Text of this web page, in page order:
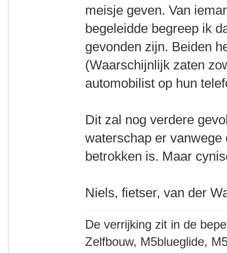
meisje geven. Van
begeleidde begreep ik
gevonden zijn. Beiden
(Waarschijnlijk zaten
automobilist op hun
Dit zal nog verdere
waterschap er
betrokken is. Maar
Niels, fietser, van der
De verrijking zit in de
Zelfbouw, M5blueglide,